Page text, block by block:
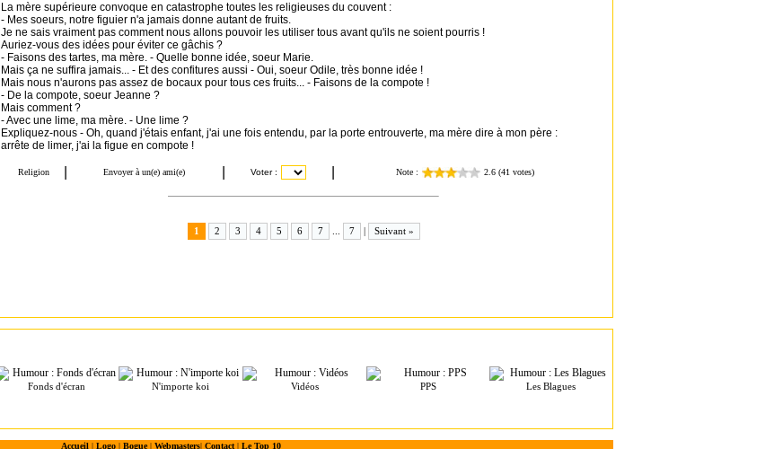
La mère supérieure convoque en catastrophe toutes les religieuses du couvent :
- Mes soeurs, notre figuier n'a jamais donne autant de fruits.
Je ne sais vraiment pas comment nous allons pouvoir les utiliser tous avant qu'ils ne soient pourris !
Auriez-vous des idées pour éviter ce gâchis ?
- Faisons des tartes, ma mère. - Quelle bonne idée, soeur Marie.
Mais ça ne suffira jamais... - Et des confitures aussi - Oui, soeur Odile, très bonne idée !
Mais nous n'aurons pas assez de bocaux pour tous ces fruits... - Faisons de la compote !
- De la compote, soeur Jeanne ?
Mais comment ?
- Avec une lime, ma mère. - Une lime ?
Expliquez-nous - Oh, quand j'étais enfant, j'ai une fois entendu, par la porte entrouverte, ma mère dire à mon père :
arrête de limer, j'ai la figue en compote !
1 2 3 4 5 6 7 7 | Suivant »
Fonds d'écran N'importe koi Vidéos PPS Les Blagues
Accueil| Logo| Bogue| Webmasters| Contact| Le Top 10